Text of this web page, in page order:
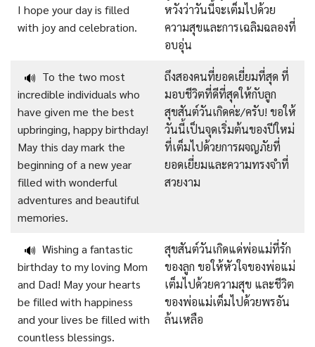
I hope your day is filled
with joy and celebration.
หวังว่าวันนี้จะเต็มไปด้วย
ความสุขและการเฉลิมฉลองที่
อบอุ่น
🔊 To the two most
incredible individuals who
have given me the best
upbringing, happy birthday!
May this day mark the
beginning of a new year
filled with wonderful
adventures and beautiful
memories.
ถึงสองคนที่ยอดเยี่ยมที่สุด ที่
มอบชีวิตที่ดีที่สุดให้กับลูก
สุขสันต์วันเกิดค่ะ/ครับ! ขอให้
วันนี้เป็นจุดเริ่มต้นของปีใหม่
ที่เต็มไปด้วยการผจญภัยที่
ยอดเยี่ยมและความทรงจำที่
สวยงาม
🔊 Wishing a fantastic
birthday to my loving Mom
and Dad! May your hearts
be filled with happiness
and your lives be filled with
countless blessings.
สุขสันต์วันเกิดแด่พ่อแม่ที่รัก
ของลูก ขอให้หัวใจของพ่อแม่
เต็มไปด้วยความสุข และชีวิต
ของพ่อแม่เต็มไปด้วยพรอัน
ล้นเหลือ